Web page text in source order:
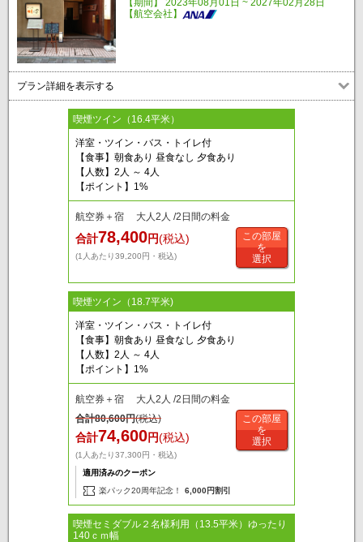
【期間】 2023年08月01日 ~ 2027年02月28日
【航空会社】
プラン詳細を表示する
喫煙ツイン（16.4平米）
洋室・ツイン・バス・トイレ付
【食事】朝食あり 昼食なし 夕食あり
【人数】2人 ～ 4人
【ポイント】1%
航空券＋宿 大人2人 /2日間の料金
合計78,400円(税込)
(1人あたり39,200円・税込)
この部屋
を
選択
喫煙ツイン（18.7平米)
洋室・ツイン・バス・トイレ付
【食事】朝食あり 昼食なし 夕食あり
【人数】2人 ～ 4人
【ポイント】1%
航空券＋宿 大人2人 /2日間の料金
合計80,600円(税込)
合計74,600円(税込)
(1人あたり37,300円・税込)
適用済みのクーポン
楽パック20周年記念！
6,000円割引
この部屋
を
選択
喫煙セミダブル２名様利用（13.5平米）ゆったり
140ｃｍ幅